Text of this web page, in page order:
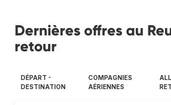
Dernières offres au
retour
DÉPART -
DESTINATION
COMPAGNIES
AÉRIENNES